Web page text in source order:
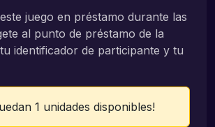
juego en préstamo durante las
al punto de préstamo de la
identificador de participante y tu
1 unidades disponibles!